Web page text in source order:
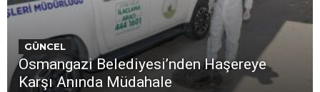
GÜNCEL
Osmangazi Belediyesi’nden Haşereye
Karşı Anında Müdahale